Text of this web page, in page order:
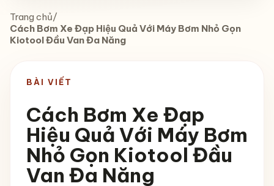
Trang chủ/
Cách Bơm Xe Đạp Hiệu Quả Với Máy Bơm Nhỏ Gọn
Kiotool Đầu Van Đa Năng
BÀI VIẾT
Cách Bơm Xe Đạp
Hiệu Quả Với Máy Bơm
Nhỏ Gọn Kiotool Đầu
Van Đa Năng